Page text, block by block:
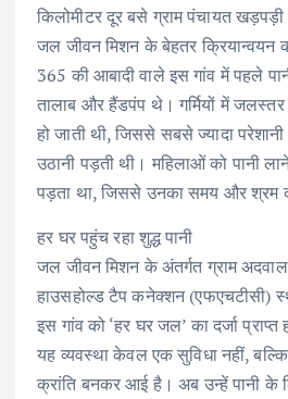
किलोमीटर दूर बसे ग्राम पंचायत
जल जीवन मिशन के बेहतर क्रियान्वयन
365 की आबादी वाले इस गांव में पहले
तालाब और हैंडपंप थे। गर्मियों में
हो जाती थी, जिससे सबसे ज्यादा
उठानी पड़ती थी। महिलाओं को पानी
पड़ता था, जिससे उनका समय और श्रम
हर घर पहुंच रहा शुद्ध पानी
जल जीवन मिशन के अंतर्गत ग्राम
हाउसहोल्ड टैप कनेक्शन (एफएचटीसी)
इस गांव को ‘हर घर जल’ का दर्जा
यह व्यवस्था केवल एक सुविधा नहीं,
क्रांति बनकर आई है। अब उन्हें पानी के